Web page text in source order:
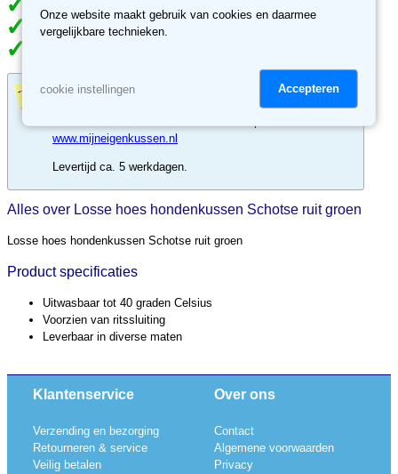
Meer dan 70.000 klanten gingen je voor
Meer dan 3500 reviews, ben jij de volgende tevreden klant?
Losse hoes op maat?
www.mijneigenkussen.nl
Levertijd ca. 5 werkdagen.
Alles over Losse hoes hondenkussen Schotse ruit groen
Losse hoes hondenkussen Schotse ruit groen
Product specificaties
Uitwasbaar tot 40 graden Celsius
Voorzien van ritssluiting
Leverbaar in diverse maten
Klantenservice
Verzending en bezorging
Retourneren & service
Veilig betalen
Over ons
Contact
Algemene voorwaarden
Privacy
Onze website maakt gebruik van cookies en daarmee
vergelijkbare technieken.
cookie instellingen Accepteren